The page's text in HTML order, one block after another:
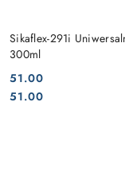
Sikaflex-291i
300ml
Cena:
51.00
Cena:
51.00